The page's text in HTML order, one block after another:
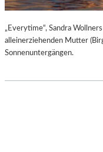
„Everytime“, Sandra
alleinerziehenden Mutter
Sonnenuntergängen.